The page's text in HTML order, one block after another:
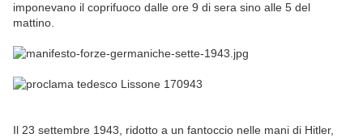
imponevano il coprifuoco dalle ore 9 di sera sino alle 5 del
mattino.
Il 23 settembre 1943, ridotto a un fantoccio nelle mani di Hitler,